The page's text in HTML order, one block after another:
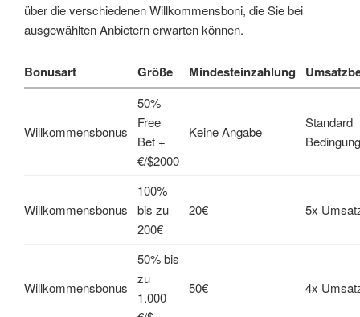
über die verschiedenen Willkommensboni, die Sie bei
ausgewählten Anbietern erwarten können.
Bonusart Größe Mindesteinzahlung
Willkommensbonus
50%
Free
Bet +
€/$2000
Keine Angabe
Standard
Willkommensbonus
100%
bis zu
200€
20€ 5x
Willkommensbonus
50% bis
zu
1.000
50€ 4x